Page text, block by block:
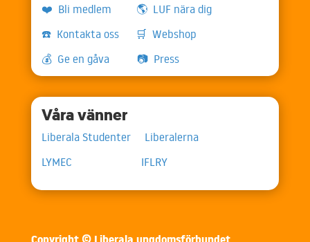
❤️ Bli medlem 🌎 LUF nära dig
☎️ Kontakta oss
🛒 Webshop
💰 Ge en gåva 📷 Press
Våra vänner
Liberala Studenter Liberalerna
LYMEC IFLRY